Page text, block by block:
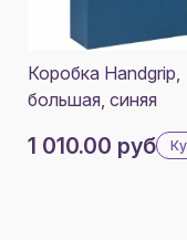
Коробка Handgrip,
большая, синяя
1 010.00 руб